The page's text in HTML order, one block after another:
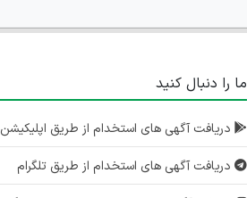
ما را دنبال کنید
دریافت آگهی های استخدام از طریق اپلیکیشن
دریافت آگهی های استخدام از طریق تلگرام